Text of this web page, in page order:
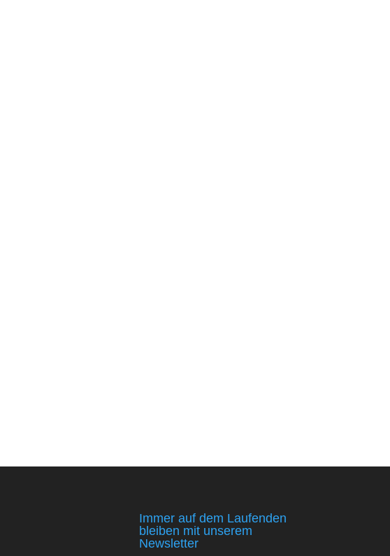
Immer auf dem Laufenden
bleiben mit unserem
Newsletter